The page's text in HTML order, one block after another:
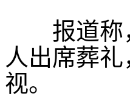
报道称，
人出席葬
视。